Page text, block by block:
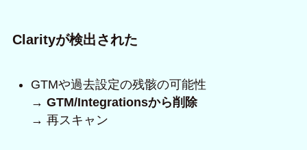
Clarityが検出された
GTMや過去設定の残骸の可能性
→ GTM/Integrationsから削除
→ 再スキャン